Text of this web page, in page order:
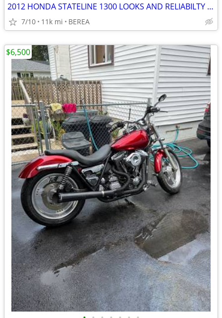
2012 HONDA STATELINE 1300 LOOKS AND RELIABILTY AT ITS BEST
7/10 11k mi BEREA
$6,500